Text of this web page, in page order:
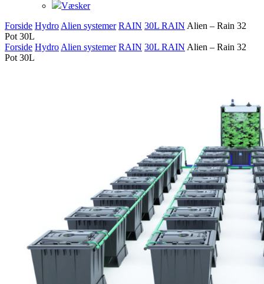
Væsker
Forside Hydro Alien systemer RAIN 30L RAIN Alien – Rain 32
Pot 30L
Forside Hydro Alien systemer RAIN 30L RAIN Alien – Rain 32
Pot 30L